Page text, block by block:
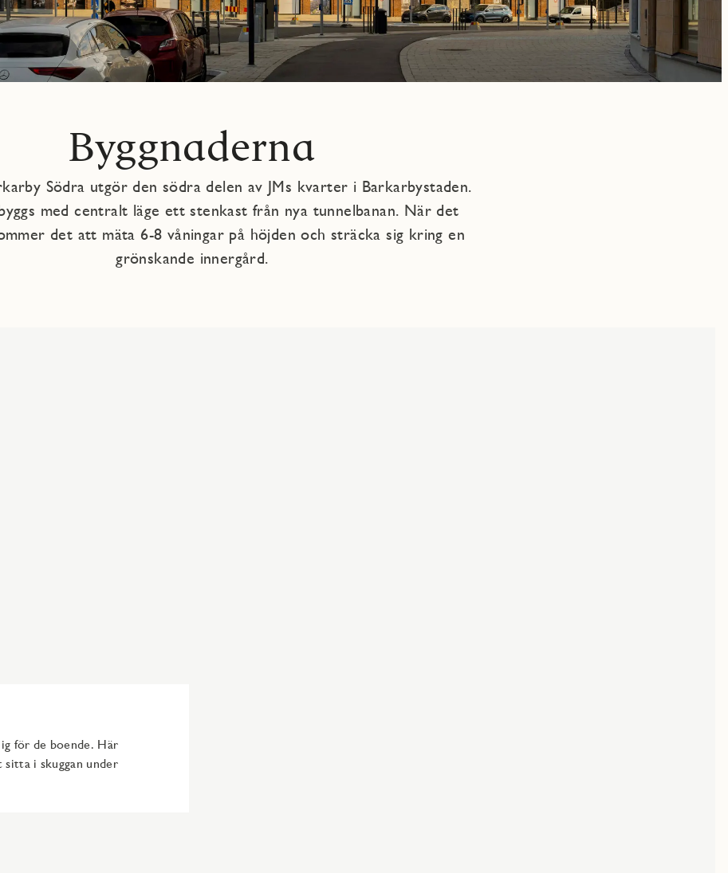
Byggnaderna
Södra utgör den södra delen av JMs kvarter i Barkarbystaden.
med centralt läge ett stenkast från nya tunnelbanan. När det
det att mäta 6-8 våningar på höjden och sträcka sig kring en
grönskande innergård.
för de boende. Här
i skuggan under